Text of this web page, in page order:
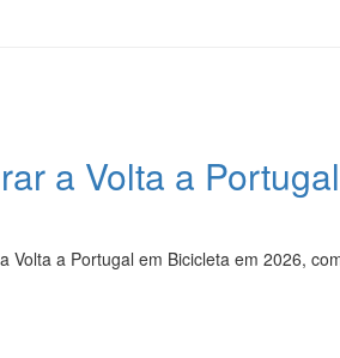
a Volta a
Volta a Portugal em Bicicleta em 2026,